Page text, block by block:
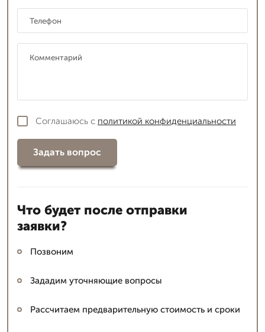
Соглашаюсь с политикой конфиденциальности
Задать вопрос
Что будет после отправки
заявки?
Позвоним
Зададим уточняющие вопросы
Рассчитаем предварительную стоимость и сроки